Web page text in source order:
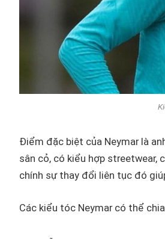
Điểm đặc biệt của Neymar là
sân cỏ, có kiểu hợp streetwear,
chính sự thay đổi liên tục đó
Các kiểu tóc Neymar có thể